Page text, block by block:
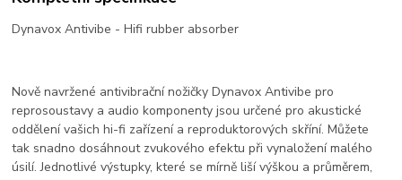
Dynavox Antivibe - Hifi rubber absorber
Nově navržené antivibrační nožičky Dynavox Antivibe pro
reprosoustavy a audio komponenty jsou určené pro akustické
oddělení vašich hi-fi zařízení a reproduktorových skříní. Můžete
tak snadno dosáhnout zvukového efektu při vynaložení malého
úsilí. Jednotlivé výstupky, které se mírně liší výškou a průměrem,